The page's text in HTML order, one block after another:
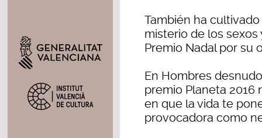
También ha
misterio de los sexos
Premio Nadal por su
En Hombres
premio Planeta
en que la vida te
provocadora como